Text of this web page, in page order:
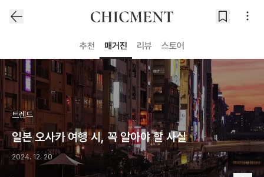
추천 매거진 리뷰 스토어
트렌드
일본 오사카 여행 시, 꼭 알아야 할 사실
2024. 12. 20